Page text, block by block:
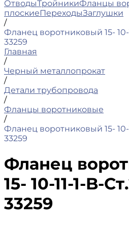
ОтводыТройникиФланцы
плоскиеПереходыЗаглушки
/
Фланец воротниковый 15- 10-
33259
Главная
/
Черный металлопрокат
/
Детали трубопровода
/
Фланцы воротниковые
/
Фланец воротниковый 15- 10-
33259
Фланец
15- 10-11-1-B-
33259